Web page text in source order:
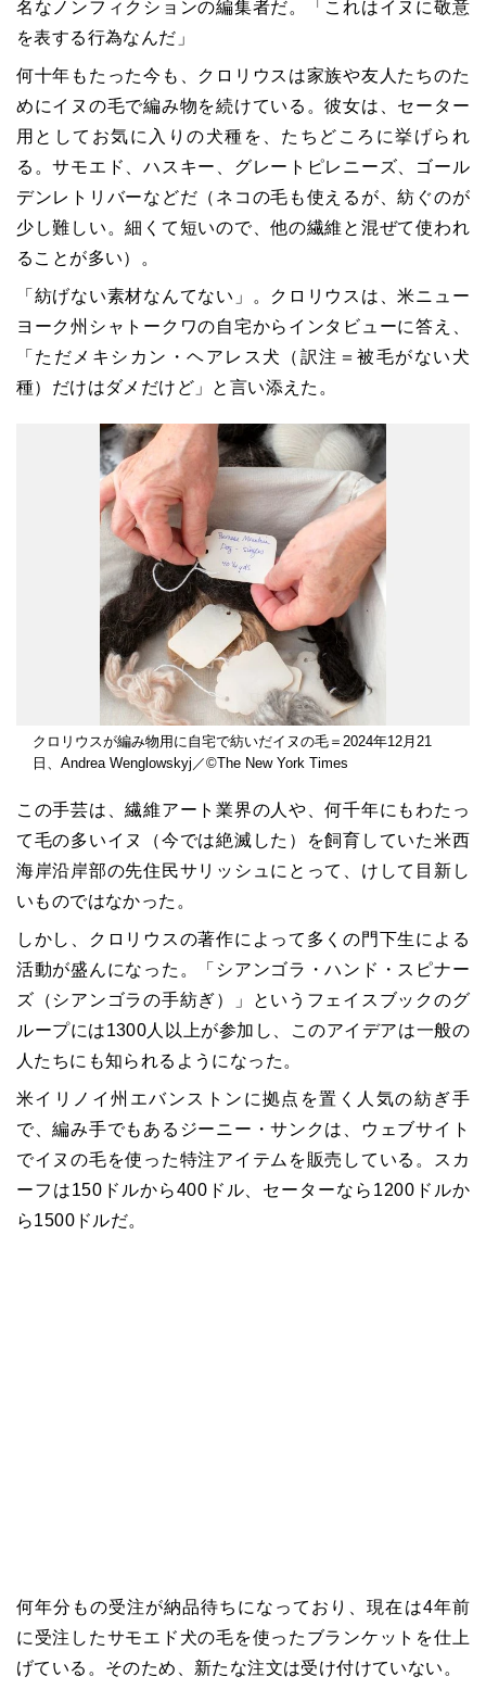
名なノンフィクションの編集者だ。「これはイヌに敬意
を表する行為なんだ」
何十年もたった今も、クロリウスは家族や友人たちのた
めにイヌの毛で編み物を続けている。彼女は、セーター
用としてお気に入りの犬種を、たちどころに挙げられ
る。サモエド、ハスキー、グレートピレニーズ、ゴール
デンレトリバーなどだ（ネコの毛も使えるが、紡ぐのが
少し難しい。細くて短いので、他の繊維と混ぜて使われ
ることが多い）。
「紡げない素材なんてない」。クロリウスは、米ニュー
ヨーク州シャトークワの自宅からインタビューに答え、
「ただメキシカン・ヘアレス犬（訳注＝被毛がない犬
種）だけはダメだけど」と言い添えた。
クロリウスが編み物用に自宅で紡いだイヌの毛＝2024年12月21
日、Andrea Wenglowskyj／©The New York Times
この手芸は、繊維アート業界の人や、何千年にもわたっ
て毛の多いイヌ（今では絶滅した）を飼育していた米西
海岸沿岸部の先住民サリッシュにとって、けして目新し
いものではなかった。
しかし、クロリウスの著作によって多くの門下生による
活動が盛んになった。「シアンゴラ・ハンド・スピナー
ズ（シアンゴラの手紡ぎ）」というフェイスブックのグ
ループには1300人以上が参加し、このアイデアは一般の
人たちにも知られるようになった。
米イリノイ州エバンストンに拠点を置く人気の紡ぎ手
で、編み手でもあるジーニー・サンクは、ウェブサイト
でイヌの毛を使った特注アイテムを販売している。スカ
ーフは150ドルから400ドル、セーターなら1200ドルか
ら1500ドルだ。
何年分もの受注が納品待ちになっており、現在は4年前
に受注したサモエド犬の毛を使ったブランケットを仕上
げている。そのため、新たな注文は受け付けていない。